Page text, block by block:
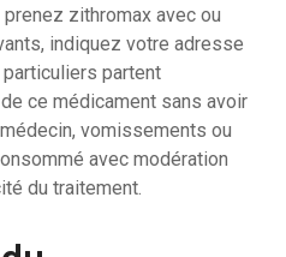
zithromax avec ou
indiquez votre adresse
partent
ce médicament sans avoir
vomissements ou
avec modération
du traitement.